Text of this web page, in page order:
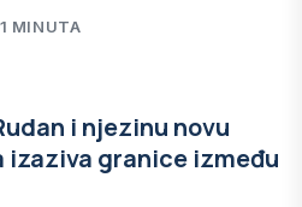
1 MINUTA
i njezinu novu
izaziva granice između